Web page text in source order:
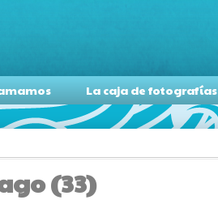
La caja de fotografías
(33)